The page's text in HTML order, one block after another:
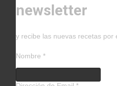
newsletter
y recibe las nuevas recetas por
Nombre *